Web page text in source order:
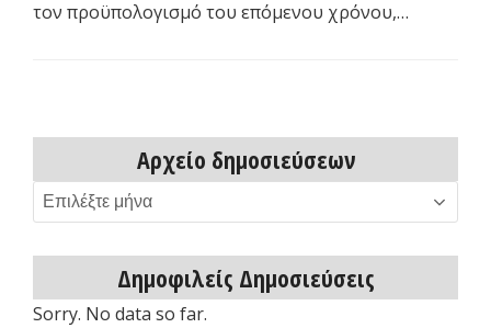
τον προϋπολογισμό του επόμενου χρόνου,…
Αρχείο δημοσιεύσεων
Αρχείο
δημοσιεύσεων
Δημοφιλείς Δημοσιεύσεις
Sorry. No data so far.